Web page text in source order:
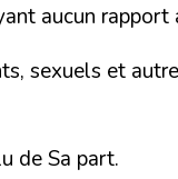
aucun
sexuels et
de Sa part.